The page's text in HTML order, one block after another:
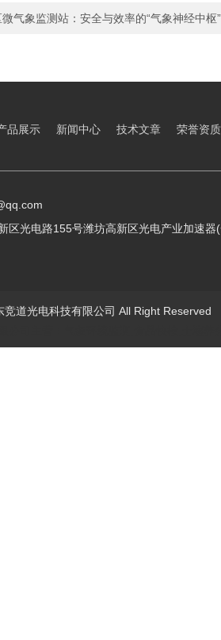
气象监测站：安全与效率的“气象神经中枢”
品展示 新闻中心 技术文章 荣誉资质
区光电路155号潍坊高新区光电产业加速器
竞道光电科技有限公司 All Right